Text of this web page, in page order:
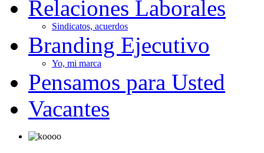
Relaciones Laborales
Sindicatos, acuerdos
Branding Ejecutivo
Yo, mi marca
Pensamos para Usted
Vacantes